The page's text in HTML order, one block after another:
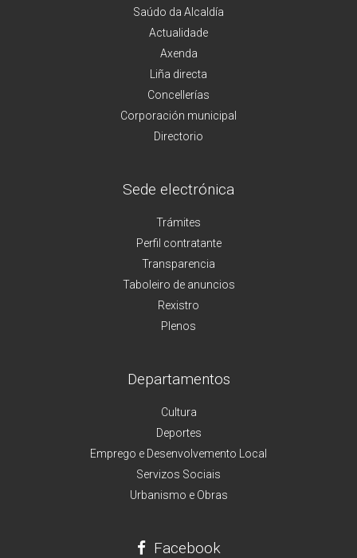
Saúdo da Alcaldía
Actualidade
Axenda
Liña directa
Concellerías
Corporación municipal
Directorio
Sede electrónica
Trámites
Perfil contratante
Transparencia
Taboleiro de anuncios
Rexistro
Plenos
Departamentos
Cultura
Deportes
Emprego e Desenvolvemento Local
Servizos Sociais
Urbanismo e Obras
Facebook